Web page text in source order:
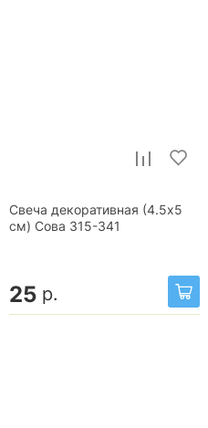
Свеча декоративная (4.5х5
см) Сова 315-341
25 р.